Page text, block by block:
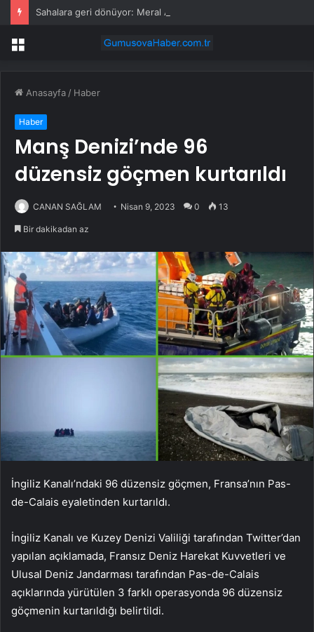
Menü
Anasayfa / Haber
Haber
Manş Denizi’nde 96
düzensiz göçmen kurtarıldı
CANAN SAĞLAM Nisan 9, 2023 0 13
Bir dakikadan az
İngiliz Kanalı’ndaki 96 düzensiz göçmen, Fransa’nın Pas-
de-Calais eyaletinden kurtarıldı.
İngiliz Kanalı ve Kuzey Denizi Valiliği tarafından Twitter’dan
yapılan açıklamada, Fransız Deniz Harekat Kuvvetleri ve
Ulusal Deniz Jandarması tarafından Pas-de-Calais
açıklarında yürütülen 3 farklı operasyonda 96 düzensiz
göçmenin kurtarıldığı belirtildi.